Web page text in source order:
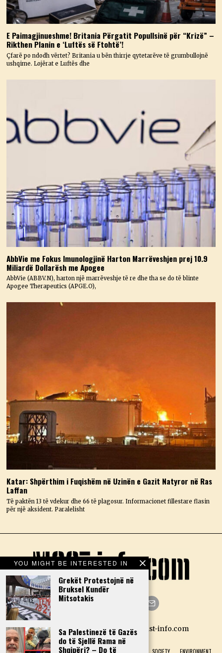
E Paimagjinueshme! Britania Përgatit Popullsinë për “Krizë” –
Rikthen Planin e ‘Luftës së Ftohtë’!
Çfarë po ndodh vërtet? Britania u bën thirrje qytetarëve të grumbullojnë
ushqime. Lojërat e Luftës dhe
AbbVie me Fokus Imunologjinë Harton Marrëveshjen prej 10.9
Miliardë Dollarësh me Apogee
AbbVie (ABBV.N), harton një marrëveshje të re dhe tha se do të blinte
Apogee Therapeutics (APGE.O),
Katar: Shpërthim i Fuqishëm në Uzinën e Gazit Natyror në Ras
Laffan
Të paktën 13 të vdekur dhe 66 të plagosur. Informacionet fillestare flasin
për një aksident. Paralelisht
YOU MIGHT BE INTERESTED IN
Grekët Protestojnë në
Bruksel Kundër
Mitsotakis
Sa Palestinezë të Gazës
do të Sjellë Rama në
Shqipëri? – Do të
Designed by N.D. — Copyright Mast-info.com